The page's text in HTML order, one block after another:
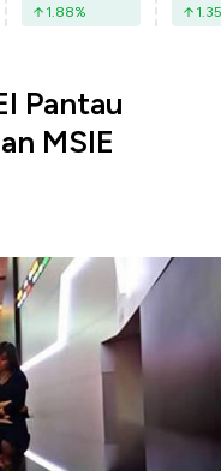
1.88% 1.35
Pantau
MSIE